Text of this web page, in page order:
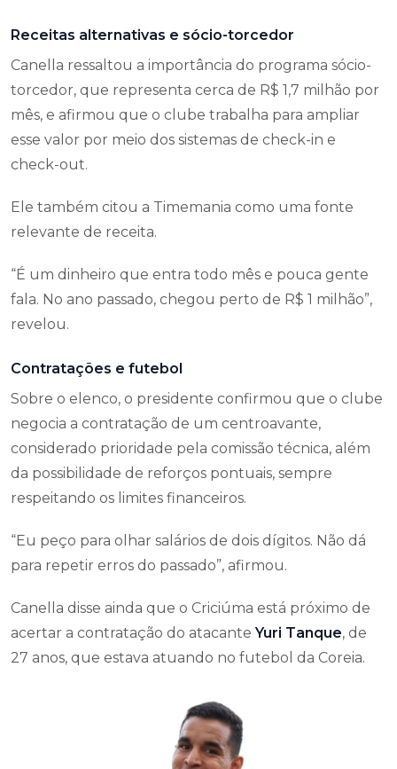
Receitas alternativas e sócio-torcedor
Canella ressaltou a importância do programa sócio-
torcedor, que representa cerca de R$ 1,7 milhão por
mês, e afirmou que o clube trabalha para ampliar
esse valor por meio dos sistemas de check-in e
check-out.
Ele também citou a Timemania como uma fonte
relevante de receita.
“É um dinheiro que entra todo mês e pouca gente
fala. No ano passado, chegou perto de R$ 1 milhão”,
revelou.
Contratações e futebol
Sobre o elenco, o presidente confirmou que o clube
negocia a contratação de um centroavante,
considerado prioridade pela comissão técnica, além
da possibilidade de reforços pontuais, sempre
respeitando os limites financeiros.
“Eu peço para olhar salários de dois dígitos. Não dá
para repetir erros do passado”, afirmou.
Canella disse ainda que o Criciúma está próximo de
acertar a contratação do atacanteYuri Tanque, de
27 anos, que estava atuando no futebol da Coreia.